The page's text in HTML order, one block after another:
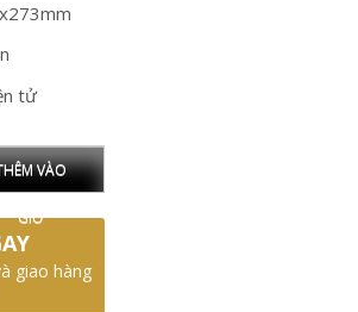
tử
VÀO
GIỎ
giao hàng